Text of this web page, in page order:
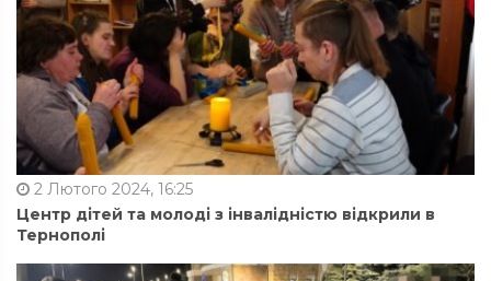
2 Лютого 2024, 16:25
Центр дітей та молоді з інвалідністю відкрили в
Тернополі